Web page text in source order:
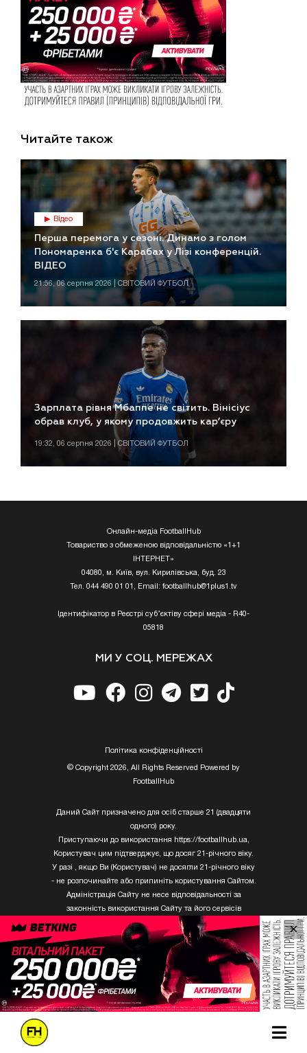
Читайте також
Відео
Перша перемога у сезоні. Динамо з голом
Пономаренка б'є Карабах у Лізі конференцій.
ВІДЕО
21:56, 06 серпня 2026 | СВІТОВИЙ ФУТБОЛ
Зарплата рівня Мбаппе не світить. Вінісіус
обрав клуб, у якому продовжить кар’єру
19:32, 06 серпня 2026 | СВІТОВИЙ ФУТБОЛ
Онлайн-медіа FootballHub
Товариство з обмеженою відповідальністю «1+1
ІНТЕРНЕТ»
04080, м. Київ, вул. Кирилівська, буд. 23
Тел. 044 490 01 01, Email: footballhub@1plus1.tv
Ідентифікатор в Реєстрі суб’єктіву сфері медіа - R40-
05818
МИ У СОЦ. МЕРЕЖАХ
Полiтика конфiденцiйностi
© Copyright 2026, All Rights Reserved Powered by
FootballHub
Даний Сайт призначено для осіб старше 21 (двадцяти
одного) року.
Приступаючи до використання https://footballhub.ua,
Користувач цим підтверджує, що досяг 21-річного віку.
У разі , якщо Ви (Користувач) не досягли 21-річного віку
- не розпочинайте або припиніть користування Сайтом.
Адміністрація Сайту не несе відповідальності за
законність використання Сайту та його сервісів
Користувачем, який не досяг 21-річного віку.
Твори Getty Images, що розміщені на сайті, не можуть
бути використані третіми особами без письмового
дозволу ТОВ «ГЛОБАЛ ІМІДЖЕС ЮКРЕЙН.
×